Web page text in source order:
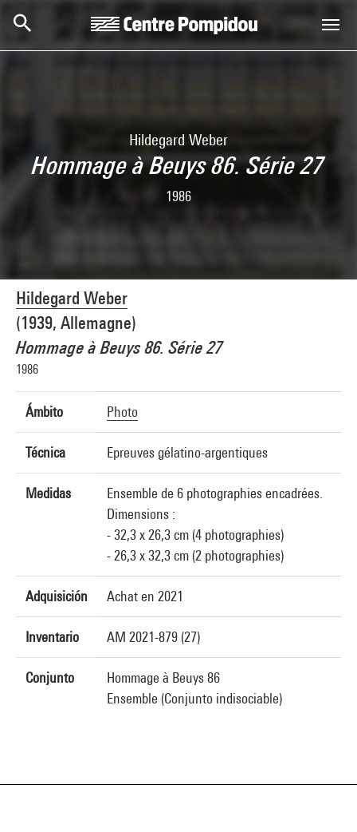
Hildegard Weber
Hommage à Beuys 86. Série 27
1986
Hildegard Weber
(1939, Allemagne)
Hommage à Beuys 86. Série 27
1986
Ámbito Photo
Técnica Epreuves gélatino-argentiques
Medidas
Ensemble de 6 photographies encadrées.
Dimensions :
- 32,3 x 26,3 cm (4 photographies)
- 26,3 x 32,3 cm (2 photographies)
Adquisición Achat en 2021
Inventario AM 2021-879 (27)
Conjunto
Hommage à Beuys 86
Ensemble (Conjunto indisociable)